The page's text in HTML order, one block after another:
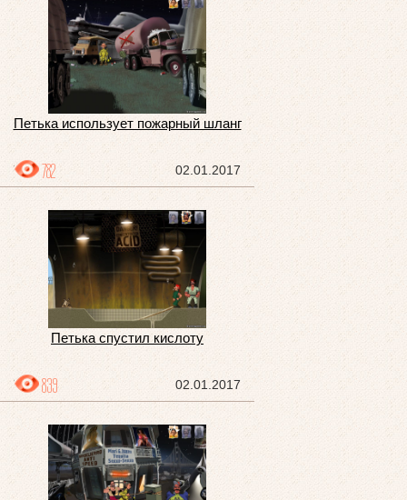
Петька использует пожарный шланг
02.01.2017
782
Петька спустил кислоту
02.01.2017
839